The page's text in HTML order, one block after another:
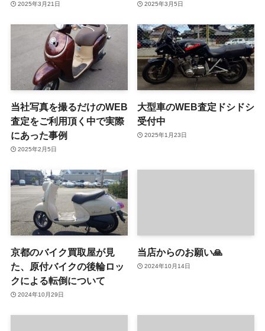
2025年3月21日 2025年3月5日
当社写真を撮るだけのWEB
査定をご利用頂く中で実際
にあった事例
2025年2月5日
大型車のWEB査定ドシドシ
受付中
2025年1月23日
京都のバイク買取屋が見
た、原付バイクの後輪ロッ
クによる転倒について
2024年10月29日
当店からのお願い🙏
2024年10月14日